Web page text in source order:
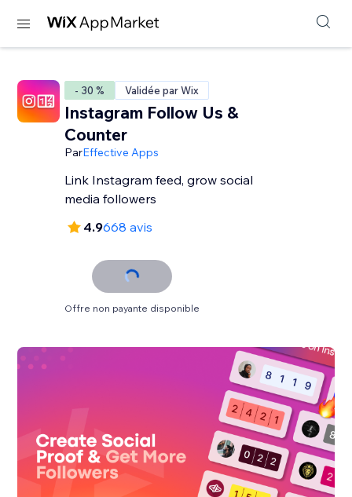
- 30 % Validée par Wix
Instagram Follow Us &
Counter
ParEffective Apps
Link Instagram feed, grow social
media followers
4.9668 avis
Offre non payante disponible